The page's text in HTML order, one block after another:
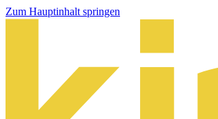
Zum Hauptinhalt springen